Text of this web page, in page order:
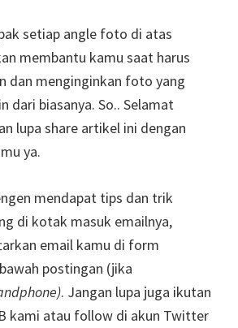
setiap angle foto di atas
membantu kamu saat harus
dan menginginkan foto yang
dari biasanya. So.. Selamat
lupa share artikel ini dengan
ya.
mendapat tips dan trik
di kotak masuk emailnya,
email kamu di form
postingan (jika
. Jangan lupa juga ikutan
kami atau follow di akun Twitter